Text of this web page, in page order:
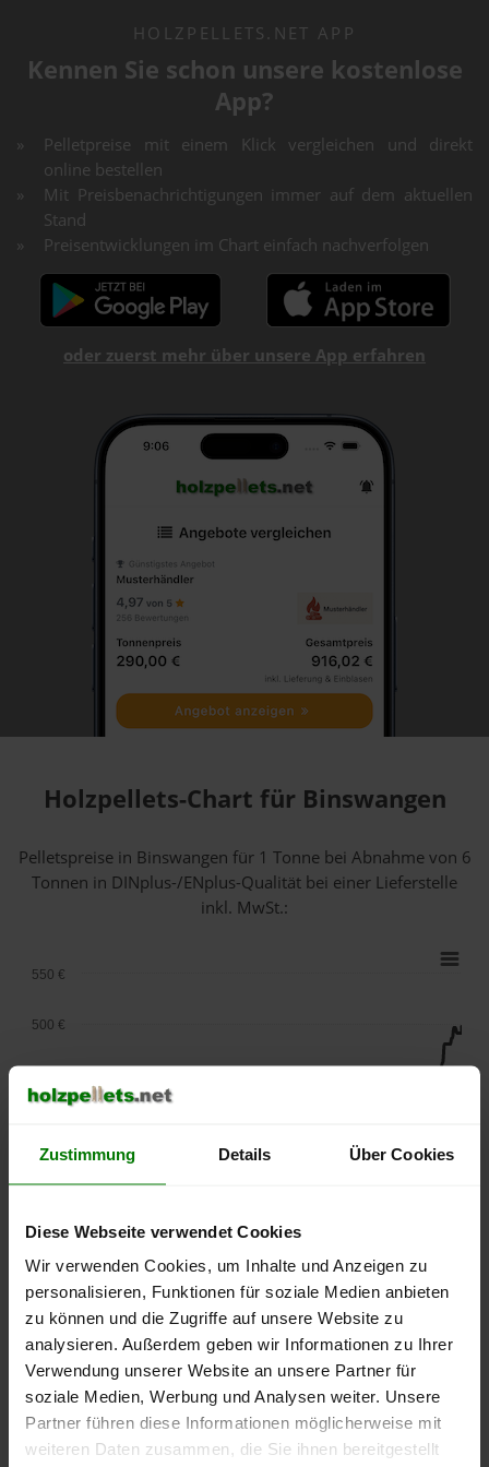
Zustimmung Details Über Cookies
Diese Webseite verwendet Cookies
Wir verwenden Cookies, um Inhalte und Anzeigen zu
personalisieren, Funktionen für soziale Medien anbieten
zu können und die Zugriffe auf unsere Website zu
analysieren. Außerdem geben wir Informationen zu Ihrer
Verwendung unserer Website an unsere Partner für
soziale Medien, Werbung und Analysen weiter. Unsere
Partner führen diese Informationen möglicherweise mit
weiteren Daten zusammen, die Sie ihnen bereitgestellt
HOLZPELLETS.NET APP
Kennen Sie schon unsere kostenlose
App?
Pelletpreise mit einem Klick vergleichen und direkt
online bestellen
Mit Preisbenachrichtigungen immer auf dem aktuellen
Stand
Preisentwicklungen im Chart einfach nachverfolgen
oder zuerst mehr über unsere App erfahren
Holzpellets-Chart für Binswangen
Pelletspreise in Binswangen für 1 Tonne bei Abnahmevon 6
Tonnen in DINplus-/ENplus-Qualität bei einer Lieferstelle
inkl. MwSt.:
lose Ware Sackware
September
Januar
Mai
250 €
300 €
500 €
550 €
Die aktuelle Preisentwicklung für Holzpellets in Deutschland
können Sie jederzeit auf unsererPelletspreise-Seite
nachvollziehen.